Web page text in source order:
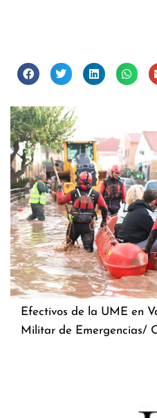
Efectivos de la UME en
Militar de Emergencias/